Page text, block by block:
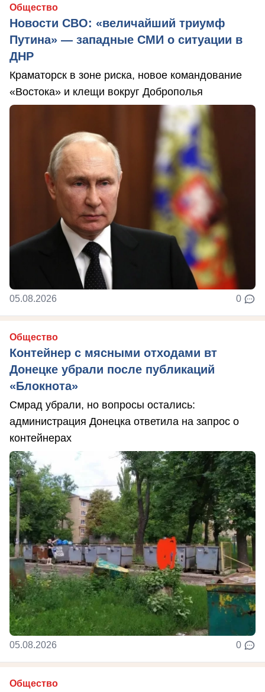
Общество
Новости СВО: «величайший триумф
Путина» — западные СМИ о ситуации в
ДНР
Краматорск в зоне риска, новое командование
«Востока» и клещи вокруг Доброполья
05.08.2026 0
Общество
Контейнер с мясными отходами вт
Донецке убрали после публикаций
«Блокнота»
Смрад убрали, но вопросы остались:
администрация Донецка ответила на запрос о
контейнерах
05.08.2026 0
Общество